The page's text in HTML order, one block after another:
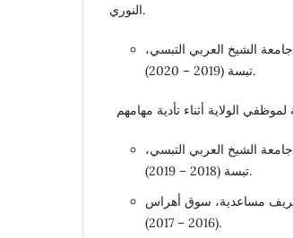
النوري.
الشيخ العربي التبسي،
تبسة (2019 – 2020).
الشيخ العربي التبسي،
تبسة (2018 – 2019).
مساعدية، سوق أهراس
(2016 – 2017).